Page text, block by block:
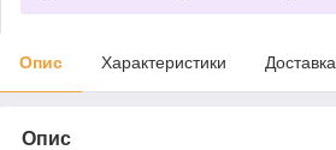
Опис Характеристики Доставка
Опис